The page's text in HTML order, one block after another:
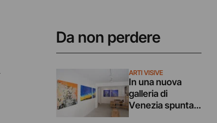
Da non perdere
ARTI VISIVE
In una nuova
galleria di
Venezia spunta
la mostra di un